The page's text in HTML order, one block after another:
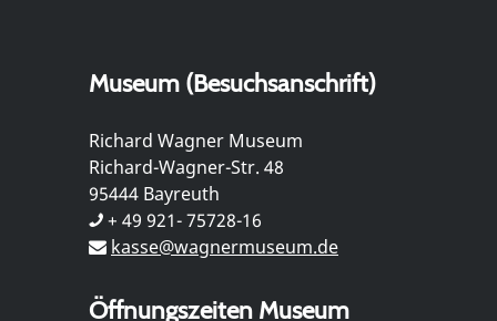
Museum (Besuchsanschrift)
Richard Wagner Museum
Richard-Wagner-Str. 48
95444 Bayreuth
+ 49 921- 75728-16
kasse@wagnermuseum.de
Öffnungszeiten Museum